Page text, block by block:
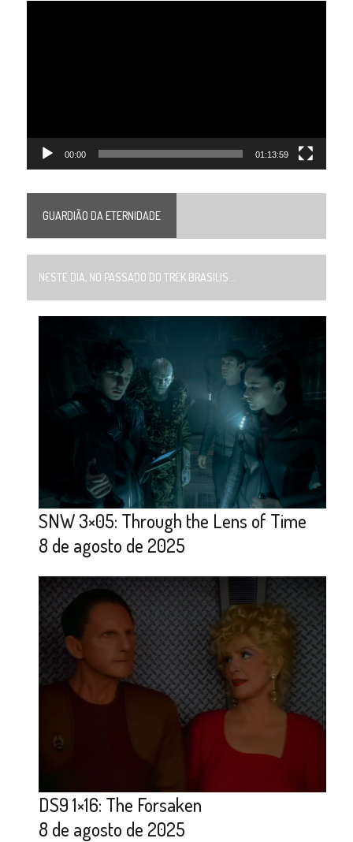
00:00 01:13:59
GUARDIÃO DA ETERNIDADE
NESTE DIA, NO PASSADO DO TREK BRASILIS...
SNW 3×05: Through the Lens of Time
8 de agosto de 2025
DS9 1×16: The Forsaken
8 de agosto de 2025